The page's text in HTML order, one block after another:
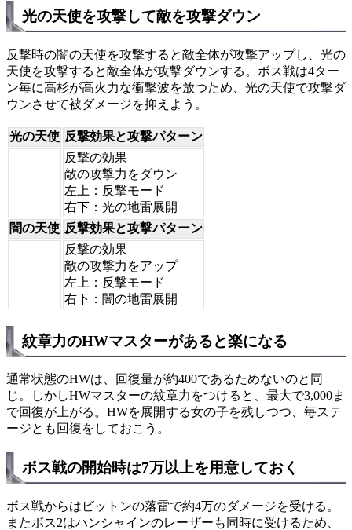
光の天使を攻撃して敵を攻撃ダウン
反撃時の闇の天使を攻撃すると敵全体が攻撃アップし、光の
天使を攻撃すると敵全体が攻撃ダウンする。ボス戦は4ター
ン毎に高杉が高火力な衝撃波を放つため、光の天使で攻撃ダ
ウンさせて被ダメージを抑えよう。
光の天使 反撃効果と攻撃パターン
反撃の効果
敵の攻撃力をダウン
左上：反撃モード
右下：光の地雷展開
闇の天使 反撃効果と攻撃パターン
反撃の効果
敵の攻撃力をアップ
左上：反撃モード
右下：闇の地雷展開
紋章力のHWマスターがあると楽になる
通常状態のHWは、回復量が約400であるためないのと同
じ。しかしHWマスターの紋章力をつけると、最大で3,000ま
で回復が上がる。HWを展開する女の子を残しつつ、毎ステ
ージとも回復をしておこう。
ボス戦の開始時は7万以上を用意しておく
ボス戦からはビットンの落雷で約4万のダメージを受ける。
またボス2はハンシャインのレーザーも同時に受けるため、